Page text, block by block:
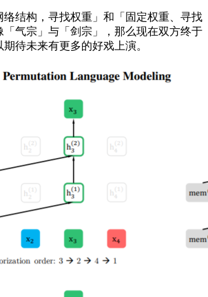
结构，寻找权重」和「固定权重、寻找
「气宗」与「剑宗」，那么现在双方终于
待未来有更多的好戏上演。